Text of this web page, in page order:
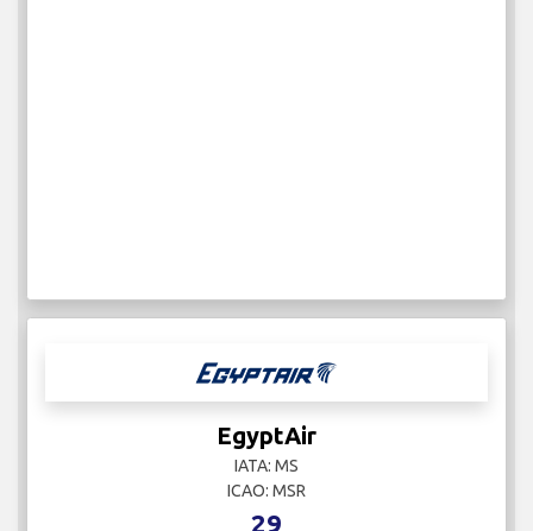
EgyptAir
IATA: MS
ICAO: MSR
29